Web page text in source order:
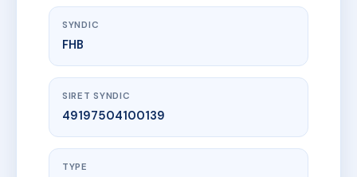
SYNDIC
FHB
SIRET SYNDIC
49197504100139
TYPE